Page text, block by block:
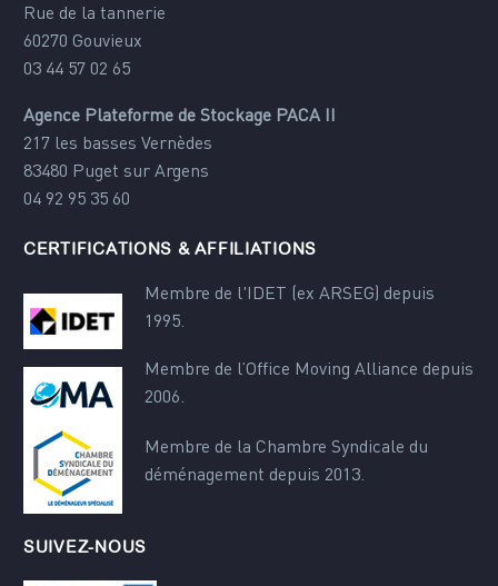
Rue de la tannerie
60270 Gouvieux
03 44 57 02 65
Agence Plateforme de Stockage PACA II
217 les basses Vernèdes
83480 Puget sur Argens
04 92 95 35 60
CERTIFICATIONS & AFFILIATIONS
Membre de l'IDET (ex ARSEG) depuis
1995.
Membre de l’Office Moving Alliance depuis
2006.
Membre de la Chambre Syndicale du
déménagement depuis 2013.
SUIVEZ-NOUS